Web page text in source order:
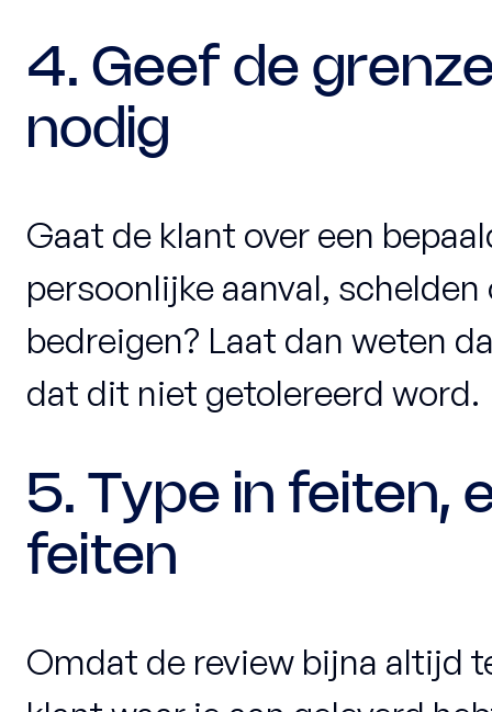
4. Geef de
nodig
Gaat de klant over een
persoonlijke aanval,
bedreigen? Laat dan weten
dat dit niet getolereerd word.
5. Type in feiten,
feiten
Omdat de review bijna altijd